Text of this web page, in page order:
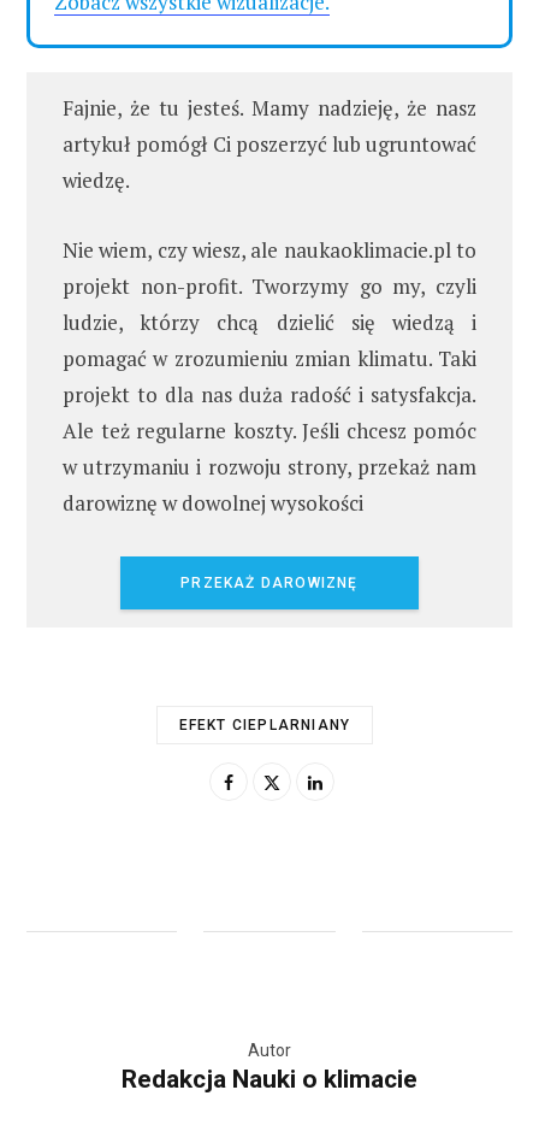
Fajnie, że tu jesteś. Mamy nadzieję, że nasz
artykuł pomógł Ci poszerzyć lub ugruntować
wiedzę.
Nie wiem, czy wiesz, ale naukaoklimacie.pl to
projekt non-profit. Tworzymy go my, czyli
ludzie, którzy chcą dzielić się wiedzą i
pomagać w zrozumieniu zmian klimatu. Taki
projekt to dla nas duża radość i satysfakcja.
Ale też regularne koszty. Jeśli chcesz pomóc
w utrzymaniu i rozwoju strony, przekaż nam
darowiznę w dowolnej wysokości
PRZEKAŻ DAROWIZNĘ
EFEKT CIEPLARNIANY
Autor
Redakcja Nauki o klimacie